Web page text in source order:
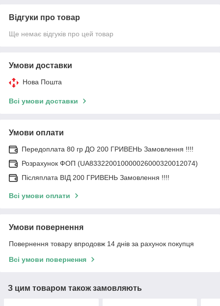
Відгуки про товар
Ще немає відгуків про цей товар
Умови доставки
Нова Пошта
Всі умови доставки
Умови оплати
Передоплата 80 гр ДО 200 ГРИВЕНЬ Замовлення !!!!
Розрахунок ФОП (UA833220010000026000320012074)
Післяплата ВІД 200 ГРИВЕНЬ Замовлення !!!!
Всі умови оплати
Умови повернення
Повернення товару впродовж 14 днів за рахунок покупця
Всі умови повернення
З цим товаром також замовляють